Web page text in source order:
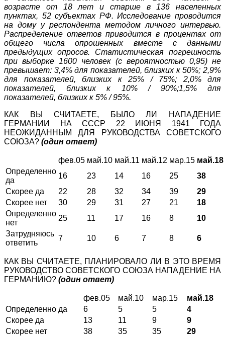
возрасте от 18 лет и старше в 136 населенных
пунктах, 52 субъектах РФ.Исследование проводится
на дому у респондента методом личного интервью.
Распределение ответов приводится в процентах от
общего числа опрошенных вместе с данными
предыдущих опросов. Статистическая погрешность
при выборке 1600 человек (с вероятностью 0,95) не
превышает: 3,4% для показателей, близких к 50%; 2,9%
для показателей, близких к 25% / 75%; 2,0% для
показателей, близких к 10% / 90%;1,5% для
показателей, близких к 5% / 95%.
КАК ВЫ СЧИТАЕТЕ, БЫЛО ЛИ НАПАДЕНИЕ
ГЕРМАНИИ НА СССР 22 ИЮНЯ 1941 ГОДА
НЕОЖИДАННЫМ ДЛЯ РУКОВОДСТВА СОВЕТСКОГО
СОЮЗА? (один ответ)
фев.05 май.10 май.11 май.12 мар.15 май.18
Определенно
да
16 23 14 16 25
38
Скорее да
22 28 32 34 39
29
Скорее нет
30 29 31 27 21
18
Определенно
нет
25 11 17 16 8
10
Затрудняюсь
ответить
7 10 6 7 8 6
КАК ВЫ СЧИТАЕТЕ, ПЛАНИРОВАЛО ЛИ В ЭТО ВРЕМЯ
РУКОВОДСТВО СОВЕТСКОГО СОЮЗА НАПАДЕНИЕ НА
ГЕРМАНИЮ? (один ответ)
фев.05 май.10 мар.15
май.18
Определенно да
6 5 5
4
Скорее да
13 11 9
9
Скорее нет
38 35 35
29